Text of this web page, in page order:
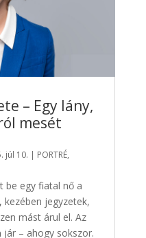
– Egy lány,
mesét
júl 10. | PORTRÉ,
be egy fiatal nő a
jegyzetek,
mást árul el. Az
– ahogy sokszor.